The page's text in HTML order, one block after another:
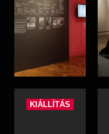
KIÁLLÍTÁS